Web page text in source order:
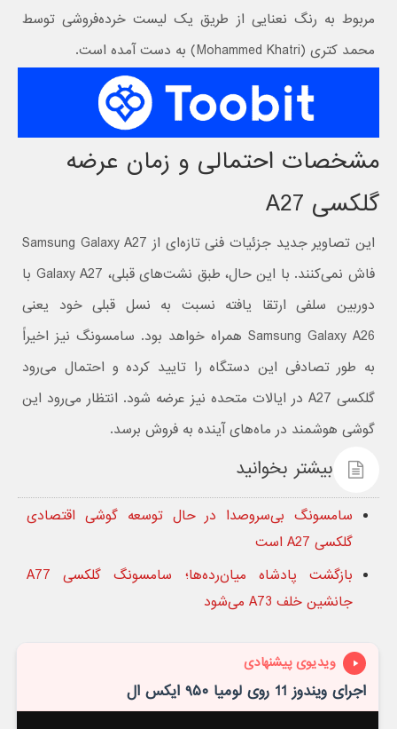
مربوط به رنگ نعنایی از طریق یک لیست خرده‌فروشی توسط
محمد کتری (Mohammed Khatri) به دست آمده است.
مشخصات احتمالی و زمان عرضه
گلکسی A27
این تصاویر جدید جزئیات فنی تازه‌ای از Samsung Galaxy A27
فاش نمی‌کنند. با این حال، طبق نشت‌های قبلی، Galaxy A27 با
دوربین سلفی ارتقا یافته نسبت به نسل قبلی خود یعنی
Samsung Galaxy A26 همراه خواهد بود. سامسونگ نیز اخیراً
به طور تصادفی این دستگاه را تایید کرده و احتمال می‌رود
گلکسی A27 در ایالات متحده نیز عرضه شود. انتظار می‌رود این
گوشی هوشمند در ماه‌های آینده به فروش برسد.
بیشتر بخوانید
سامسونگ بی‌سروصدا در حال توسعه گوشی اقتصادی
گلکسی A27 است
بازگشت پادشاه میان‌رده‌ها؛ سامسونگ گلکسی A77
جانشین خلف A73 می‌شود
ویدیوی پیشنهادی
اجرای ویندوز 11 روی لومیا ۹۵۰ ایکس ال